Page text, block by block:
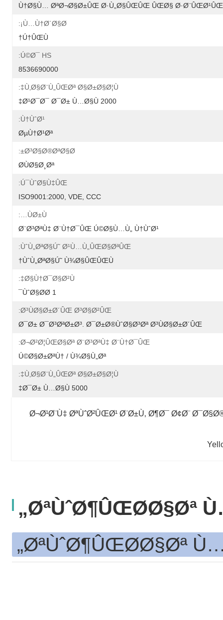
Ù†Ø§Ù… ØªØ¬Ø§Ø±ÛŒ Ø·Ù„Ø§ÛŒÛŒ ÛŒØ§
Ù…Ù†Ø´Ø§Ø¡:
Ú†ÛŒÙ†
Ú©Ø¯ HS:
8536690000
Ù‚Ø§Ø¨Ù„ÛŒØª Ø§Ø±Ø§Ø¦Ù‡:
2000 Ø¹Ø¯Ø¯ Ø¯Ø± Ù…Ø§Ù‡
Ù†ÙˆØ¹:
ØµÙ†Ø¹Øª
Ø³Ø§Ø®ØªØ§Ø±:
Ø­ÙØ§Ø¸Øª
Ú¯ÙˆØ§Ù‡ÛŒ:
ISO9001:2000, VDE, CCC
ÙØ±Ù…:
Ø¨Ø³ØªÙ‡ Ø¨Ù†Ø¯ÛŒ Ú©Ø§Ù…Ù„ Ù†ÙˆØ¹
ÙˆÙ„ØªØ§Ú˜ Ø¹Ù…Ù„ÛŒØ§ØªÛŒ:
ÙˆÙ„ØªØ§Ú˜ Ù¾Ø§ÛŒÛŒÙ†
Ø§Ù†Ø¯Ø§Ø²Ù‡:
1 ÙˆØ§Ø­Ø¯
Ø³ÙØ§Ø±Ø´ÛŒ Ø³Ø§Ø²ÛŒ:
Ø¯Ø± Ø¯Ø³ØªØ±Ø³. Ø¯Ø±Ø®ÙˆØ§Ø³Øª Ø³ÙØ§Ø±Ø´ÛŒ
Ø¬Ø²Ø¦ÛŒØ§Øª Ø¨Ø³ØªÙ‡ Ø¨Ù†Ø¯ÛŒ:
Ú©Ø§Ø±ØªÙ† / Ù¾Ø§Ù„Øª
Ù‚Ø§Ø¨Ù„ÛŒØª Ø§Ø±Ø§Ø¦Ù‡:
5000 Ø¯Ø± Ù…Ø§Ù‡
Ø¬Ø¹Ø¨Ù‡ ØªÙˆØ²ÛŒØ¹ Ø¨Ø±Ù‚ Ø¶Ø¯ Ø¢Ø¨
ØªÙˆØ¶ÛŒØ­Ø§Øª
ØªÙˆØ¶ÛŒØ­Ø§Øª